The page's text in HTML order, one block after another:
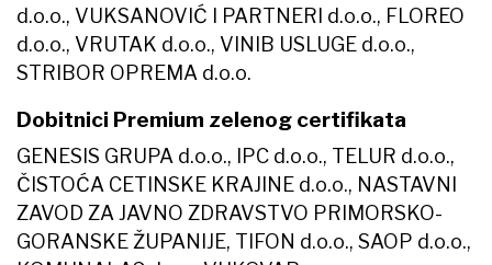
d.o.o., VUKSANOVIĆ I PARTNERI d.o.o., FLOREO
d.o.o., VRUTAK d.o.o., VINIB USLUGE d.o.o.,
STRIBOR OPREMA d.o.o.
Dobitnici Premium zelenog certifikata
GENESIS GRUPA d.o.o., IPC d.o.o., TELUR d.o.o.,
ČISTOĆA CETINSKE KRAJINE d.o.o., NASTAVNI
ZAVOD ZA JAVNO ZDRAVSTVO PRIMORSKO-
GORANSKE ŽUPANIJE, TIFON d.o.o., SAOP d.o.o.,